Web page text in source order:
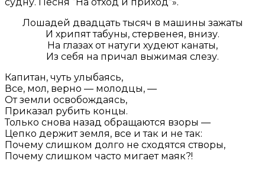
Лошадей двадцать тысяч в машины зажаты
И хрипят табуны, стервенея, внизу.
На глазах от натуги худеют канаты,
Из себя на причал выжимая слезу.
Капитан, чуть улыбаясь,
Все, мол, верно — молодцы, —
От земли освобождаясь,
Приказал рубить концы.
Только снова назад обращаются взоры —
Цепко держит земля, все и так и не так:
Почему слишком долго не сходятся створы,
Почему слишком часто мигает маяк?!